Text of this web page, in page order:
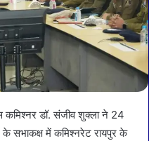
कमिश्नर डॉ. संजीव शुक्ला ने 24
सभाकक्ष में कमिश्नरेट रायपुर के